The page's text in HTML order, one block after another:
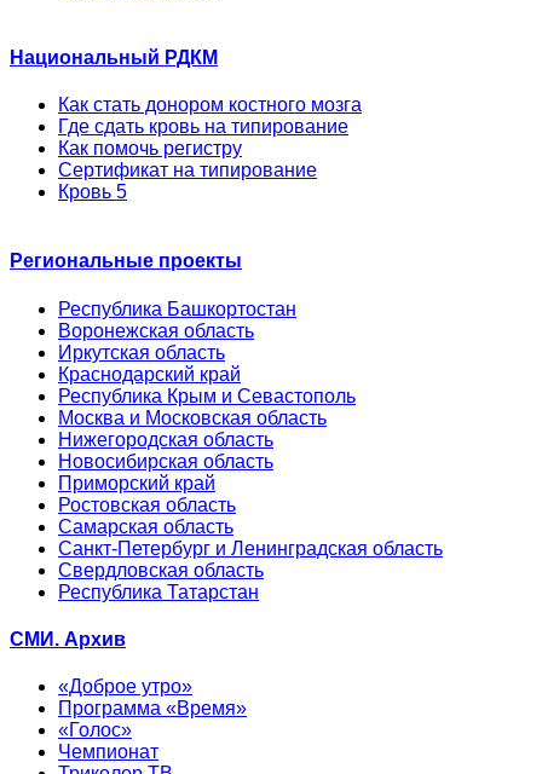
Национальный РДКМ
Как стать донором костного мозга
Где сдать кровь на типирование
Как помочь регистру
Сертификат на типирование
Кровь 5
Региональные проекты
Республика Башкортостан
Воронежская область
Иркутская область
Краснодарский край
Республика Крым и Севастополь
Москва и Московская область
Нижегородская область
Новосибирская область
Приморский край
Ростовская область
Самарская область
Санкт-Петербург и Ленинградская область
Свердловская область
Республика Татарстан
СМИ. Архив
«Доброе утро»
Программа «Время»
«Голос»
Чемпионат